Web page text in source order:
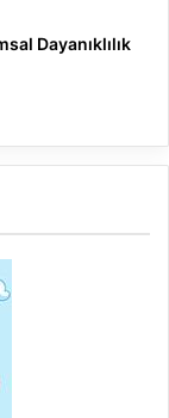
Dayanıklılık